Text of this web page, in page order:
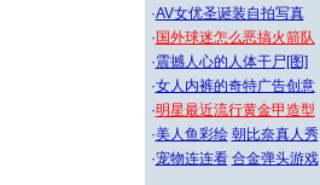
·AV女优圣诞装自拍写真
· 国外球迷怎么恶搞火箭队
·震撼人心的人体干尸[图]
·女人内裤的奇特广告创意
·明星最近流行黄金甲造型
·美人鱼彩绘 朝比奈真人秀
·宠物连连看 合金弹头游戏